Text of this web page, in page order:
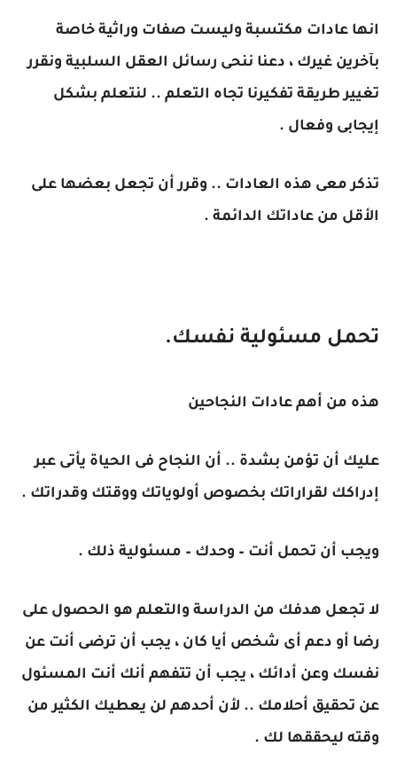
انها عادات مكتسبة وليست صفات وراثية خاصة
بآخرين غيرك ، دعنا ننحى رسائل العقل السلبية ونقرر
تغيير طريقة تفكيرنا تجاه التعلم .. لنتعلم بشكل
إيجابى وفعال .
تذكر معى هذه العادات .. وقرر أن تجعل بعضها على
الأقل من عاداتك الدائمة .
تحمل مسئولية نفسك.
هذه من أهم عادات النجاحين
عليك أن تؤمن بشدة .. أن النجاح فى الحياة يأتى عبر
إدراكك لقراراتك بخصوص أولوياتك ووقتك وقدراتك .
ويجب أن تحمل أنت – وحدك – مسئولية ذلك .
لا تجعل هدفك من الدراسة والتعلم هو الحصول على
رضا أو دعم أى شخص أيا كان ، يجب أن ترضى أنت عن
نفسك وعن أدائك ، يجب أن تتفهم أنك أنت المسئول
عن تحقيق أحلامك .. لأن أحدهم لن يعطيك الكثير من
وقته ليحققها لك .